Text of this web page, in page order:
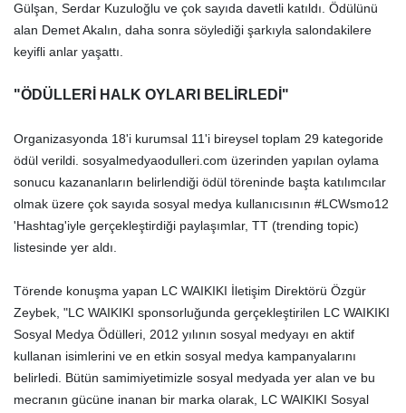
Gülşan, Serdar Kuzuloğlu ve çok sayıda davetli katıldı. Ödülünü
alan Demet Akalın, daha sonra söylediği şarkıyla salondakilere
keyifli anlar yaşattı.
"ÖDÜLLERİ HALK OYLARI BELİRLEDİ"
Organizasyonda 18'i kurumsal 11'i bireysel toplam 29 kategoride
ödül verildi. sosyalmedyaodulleri.com üzerinden yapılan oylama
sonucu kazananların belirlendiği ödül töreninde başta katılımcılar
olmak üzere çok sayıda sosyal medya kullanıcısının #LCWsmo12
'Hashtag'iyle gerçekleştirdiği paylaşımlar, TT (trending topic)
listesinde yer aldı.
Törende konuşma yapan LC WAIKIKI İletişim Direktörü Özgür
Zeybek, "LC WAIKIKI sponsorluğunda gerçekleştirilen LC WAIKIKI
Sosyal Medya Ödülleri, 2012 yılının sosyal medyayı en aktif
kullanan isimlerini ve en etkin sosyal medya kampanyalarını
belirledi. Bütün samimiyetimizle sosyal medyada yer alan ve bu
mecranın gücüne inanan bir marka olarak, LC WAIKIKI Sosyal